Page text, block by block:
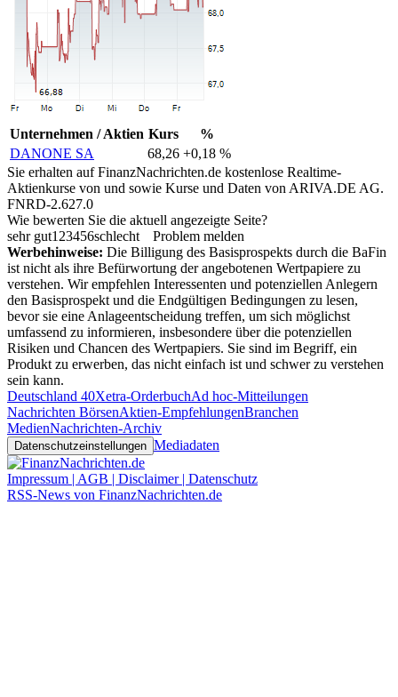
Unternehmen / Aktien Kurs
%
DANONE SA
68,26 +0,18 %
Sie erhalten auf FinanzNachrichten.de kostenlose Realtime-
Aktienkurse von und sowie Kurse und Daten von ARIVA.DE AG.
FNRD-2.627.0
Wie bewerten Sie die aktuell angezeigte Seite?
sehr gut1 23456schlecht
Problem melden
Werbehinweise: Die Billigung des Basisprospekts durch die BaFin
ist nicht als ihre Befürwortung der angebotenen Wertpapiere zu
verstehen. Wir empfehlen Interessenten und potenziellen Anlegern
den Basisprospekt und die Endgültigen Bedingungen zu lesen,
bevor sie eine Anlageentscheidung treffen, um sich möglichst
umfassend zu informieren, insbesondere über die potenziellen
Risiken und Chancen des Wertpapiers. Sie sind im Begriff, ein
Produkt zu erwerben, das nicht einfach ist und schwer zu verstehen
sein kann.
Deutschland 40Xetra-OrderbuchAd hoc-Mitteilungen
Nachrichten BörsenAktien-EmpfehlungenBranchen
MedienNachrichten-Archiv
Datenschutzeinstellungen Mediadaten
Impressum | AGB | Disclaimer | Datenschutz
RSS-News von FinanzNachrichten.de